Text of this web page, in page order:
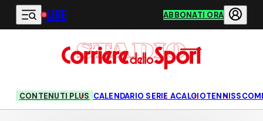
Vai al contenuto principale
LIVE ABBONATI ORA
CONTENUTI PLUS CALENDARIO SERIE ACALCIOTENNIS